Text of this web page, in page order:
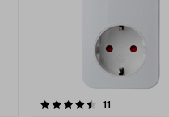
11
0.0 av 5 stjärnor